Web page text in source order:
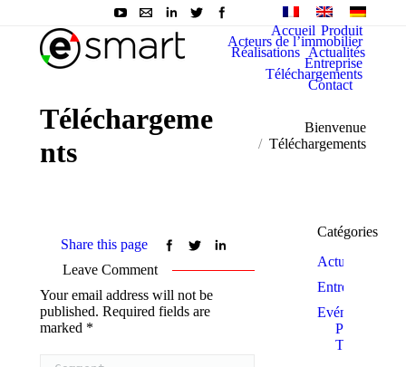
Accueil Produit
Acteurs de l’immobilier
Réalisations Actualités
Entreprise
Téléchargements
Contact
Téléchargeme
nts
Bienvenue
Téléchargements
Share this page
Leave Comment
Your email address will not be
published. Required fields are
marked *
Catégories
Actualité
Entreprise
Evénements
Prix et
Trophées